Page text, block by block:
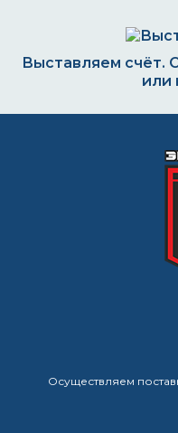
Выставляем счёт.
или
Формируем заказ и
Стоит ли
Чем заменить
Осуществляем